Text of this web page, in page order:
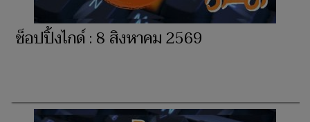
ช็อปปิ้งไกด์ : 8 สิงหาคม 2569